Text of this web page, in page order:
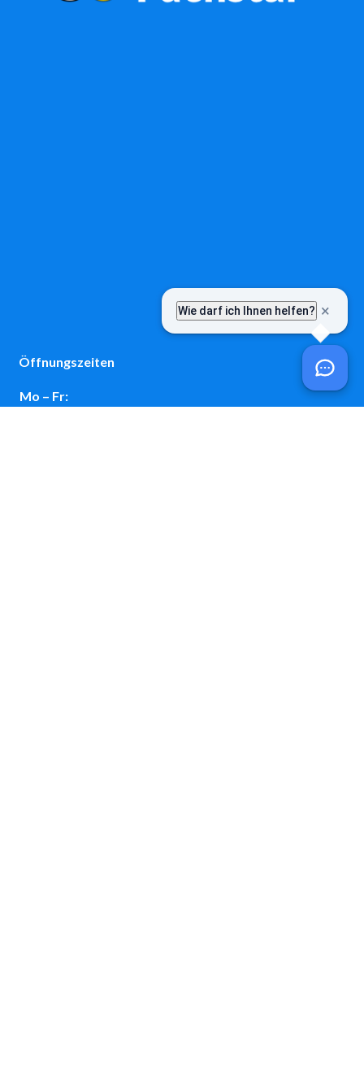
Öffnungszeiten
Mo – Fr: